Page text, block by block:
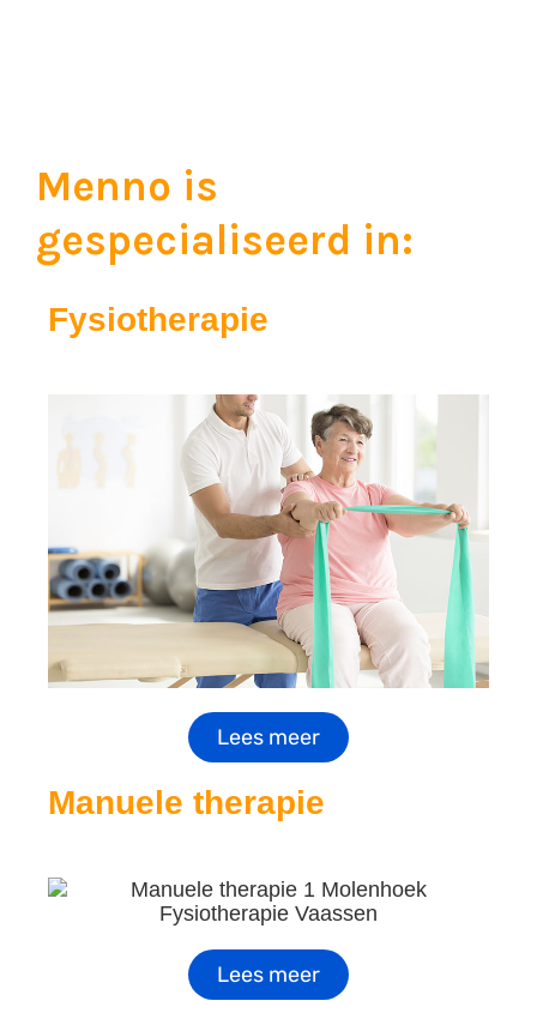
Menno is
gespecialiseerd in:
Fysiotherapie
Lees meer
Manuele therapie
Lees meer